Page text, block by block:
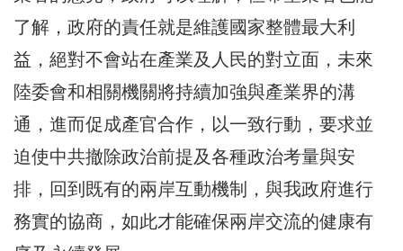
了解，政府的責任就是維護國家整體最大利
益，絕對不會站在產業及人民的對立面，未來
陸委會和相關機關將持續加強與產業界的溝
通，進而促成產官合作，以一致行動，要求並
迫使中共撤除政治前提及各種政治考量與安
排，回到既有的兩岸互動機制，與我政府進行
務實的協商，如此才能確保兩岸交流的健康有